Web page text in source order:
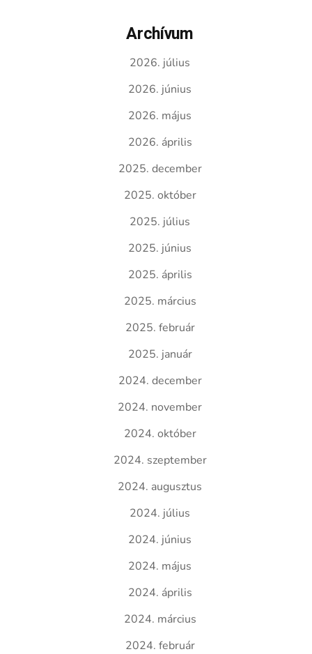
Archívum
2026. július
2026. június
2026. május
2026. április
2025. december
2025. október
2025. július
2025. június
2025. április
2025. március
2025. február
2025. január
2024. december
2024. november
2024. október
2024. szeptember
2024. augusztus
2024. július
2024. június
2024. május
2024. április
2024. március
2024. február